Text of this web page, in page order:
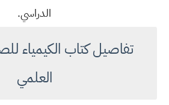
الدراسي.
تفاصيل كتاب الكيمياء
العلمي